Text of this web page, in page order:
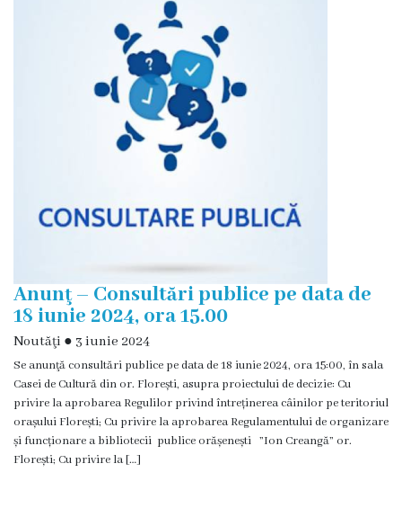
efectivul
Primăriei
primarului
Rapoartele
primarului
Proiecte
investiționale
Proiecte
în
Anunţ – Consultări publice pe data de
18 iunie 2024, ora 15.00
Noutăţi ● 3 iunie 2024
Se anunţă consultări publice pe data de 18 iunie 2024, ora 15:00, în sala
Casei de Cultură din or. Florești, asupra proiectului de decizie: Cu
privire la aprobarea Regulilor privind întreținerea câinilor pe teritoriul
orașului Florești; Cu privire la aprobarea Regulamentului de organizare
și funcționare a bibliotecii publice orășenești ”Ion Creangă” or.
Florești; Cu privire la […]